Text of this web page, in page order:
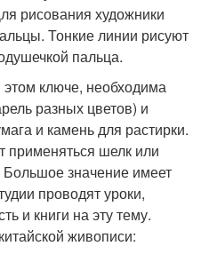
рисования художники
Тонкие линии рисуют
пальца.
ключе, необходима
разных цветов) и
и камень для растирки.
применяться шелк или
значение имеет
проводят уроки,
и книги на эту тему.
живописи: